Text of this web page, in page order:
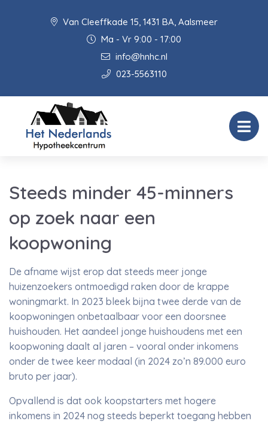
Van Cleeffkade 15, 1431 BA, Aalsmeer
Ma - Vr 9:00 - 17:00
info@hnhc.nl
023-5563110
Steeds minder 45-minners
op zoek naar een
koopwoning
De afname wijst erop dat steeds meer jonge
huizenzoekers ontmoedigd raken door de krappe
woningmarkt. In 2023 bleek bijna twee derde van de
koopwoningen onbetaalbaar voor een doorsnee
huishouden. Het aandeel jonge huishoudens met een
koopwoning daalt al jaren – vooral onder inkomens
onder de twee keer modaal (in 2024 zo’n 89.000 euro
bruto per jaar).
Opvallend is dat ook koopstarters met hogere
inkomens in 2024 nog steeds beperkt toegang hebben